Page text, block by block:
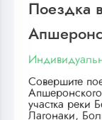
Поездка
Совершите
участка реки
Лагонаки,